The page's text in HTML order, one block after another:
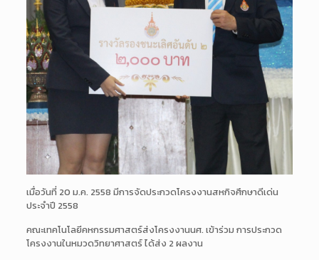
เมื่อวันที่ 20 ม.ค. 2558 มีการจัดประกวดโครงงานสหกิจศึกษาดีเด่น
ประจำปี 2558
คณะเทคโนโลยีคหกรรมศาสตร์ส่งโครงงานนศ. เข้าร่วม การประกวด
โครงงานในหมวดวิทยาศาสตร์ ได้ส่ง 2 ผลงาน